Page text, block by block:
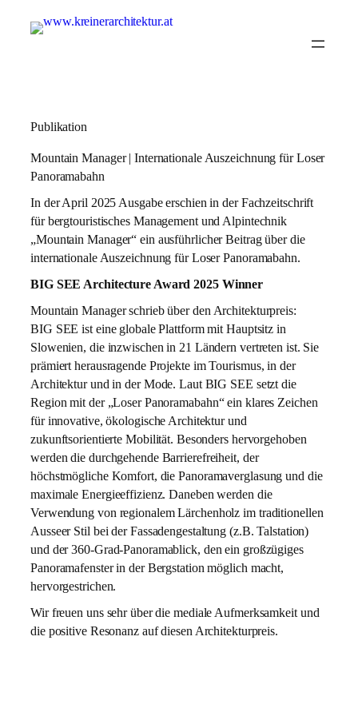
Publikation
Mountain Manager | Internationale Auszeichnung für Loser
Panoramabahn
In der April 2025 Ausgabe erschien in der Fachzeitschrift
für bergtouristisches Management und Alpintechnik
„Mountain Manager“ ein ausführlicher Beitrag über die
internationale Auszeichnung für Loser Panoramabahn.
BIG SEE Architecture Award 2025 Winner
Mountain Manager schrieb über den Architekturpreis:
BIG SEE ist eine globale Plattform mit Hauptsitz in
Slowenien, die inzwischen in 21 Ländern vertreten ist. Sie
prämiert herausragende Projekte im Tourismus, in der
Architektur und in der Mode. Laut BIG SEE setzt die
Region mit der „Loser Panoramabahn“ ein klares Zeichen
für innovative, ökologische Architektur und
zukunftsorientierte Mobilität. Besonders hervorgehoben
werden die durchgehende Barrierefreiheit, der
höchstmögliche Komfort, die Panoramaverglasung und die
maximale Energieeffizienz. Daneben werden die
Verwendung von regionalem Lärchenholz im traditionellen
Ausseer Stil bei der Fassadengestaltung (z.B. Talstation)
und der 360-Grad-Panoramablick, den ein großzügiges
Panoramafenster in der Bergstation möglich macht,
hervorgestrichen.
Wir freuen uns sehr über die mediale Aufmerksamkeit und
die positive Resonanz auf diesen Architekturpreis.